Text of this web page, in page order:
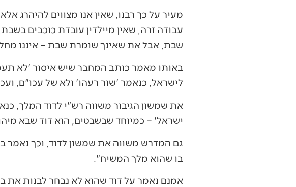
מעיר על כך רבנו, שאין אנו מצווים להיהרג
עבודה זרה, שאין מיילדין עובדת כוכבים
שבת, אבל את שאינך שומרת שבת – איננו
באותו מאמר כותב המחבר שיש איסור 'לא
לישראל, כנאמר 'שור רעהו' ולא של עכו"ם,
את שמשון הגיבור משווה רש"י לדוד המלך,
ישראל' – כמיוחד שבשבטים, הוא דוד שבא
גם המדרש משווה את שמשון לדוד, וכך נאמר
בו שהוא מלך המשיח".
אמנם נאמר על דוד שהוא לא נבחר לבנות